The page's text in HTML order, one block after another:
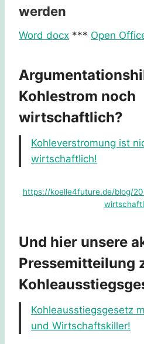
werden
Word docx *** Open
Kohlestrom noch
wirtschaftlich?
Kohleverstromung ist
wirtschaftlich!
https://koelle4future.de/blog/
Und hier unsere
Pressemitteilung
Kohleausstiegsgesetz
und Wirtschaftskiller!